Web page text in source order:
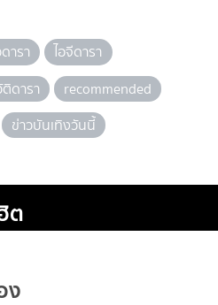
ารา
ไอจีดารา
ติดารา
recommended
ข่าวบันเทิงวันนี้
ต
ง